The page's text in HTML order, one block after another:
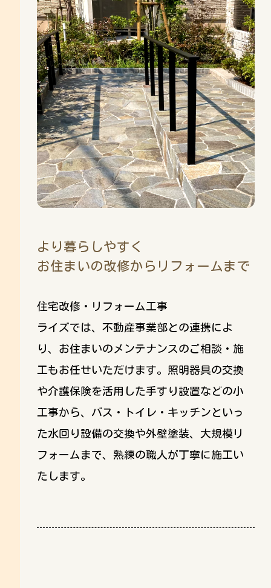
より暮らしやすく
お住まいの改修からリフォームまで
住宅改修・リフォーム工事
ライズでは、不動産事業部との連携によ
り、お住まいのメンテナンスのご相談・施
工もお任せいただけます。照明器具の交換
や介護保険を活用した手すり設置などの小
工事から、バス・トイレ・キッチンといっ
た水回り設備の交換や外壁塗装、大規模リ
フォームまで、熟練の職人が丁寧に施工い
たします。